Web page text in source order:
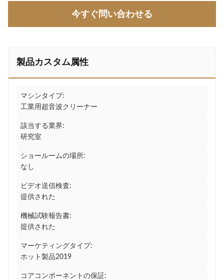
今すぐ問い合わせる
製品カスタム属性
マシンタイプ:
工業用超音波クリーナー
該当する業界:
研究室
ショールームの場所:
なし
ビデオ送信検査:
提供された
機械試験報告書:
提供された
マーケティングタイプ:
ホット製品2019
コアコンポーネントの保証: